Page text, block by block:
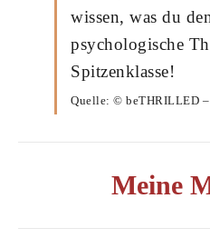
wissen, was du
psychologische
Spitzenklasse!
Quelle: © beTHRILLED
Meine